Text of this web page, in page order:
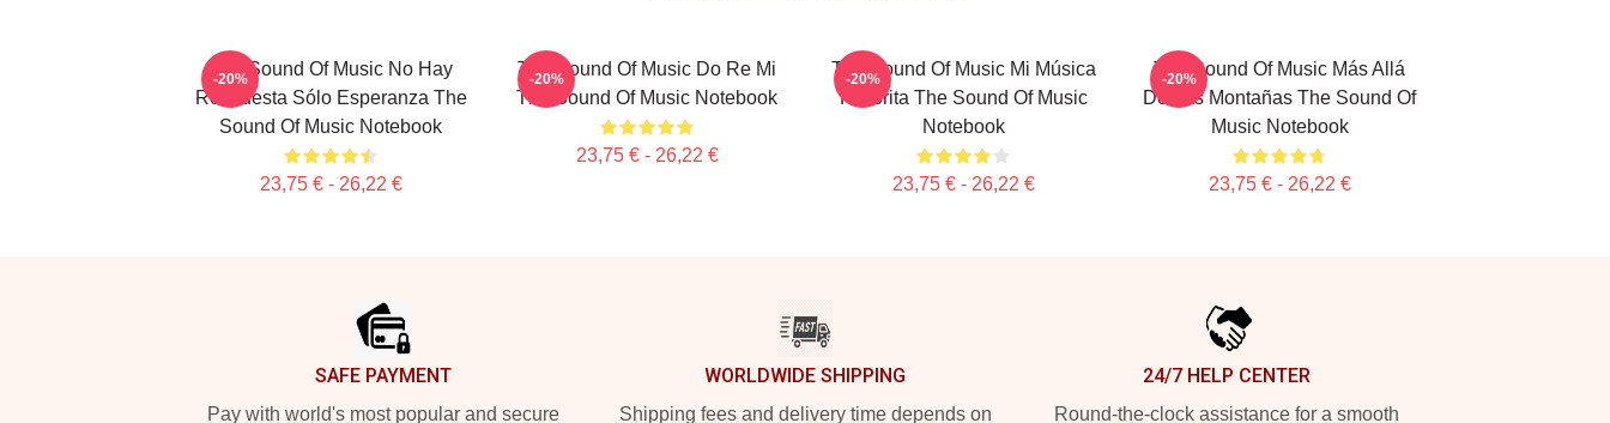
The Sound Of Music No Hay
Respuesta Sólo Esperanza The
Sound Of Music Notebook
23,75 € - 26,22 €
-20%
The Sound Of Music Do Re Mi
The Sound Of Music Notebook
23,75 € - 26,22 €
-20%
The Sound Of Music Mi Música
Favorita The Sound Of Music
Notebook
23,75 € - 26,22 €
-20%
The Sound Of Music Más Allá
De Las Montañas The Sound Of
Music Notebook
23,75 € - 26,22 €
-20%
SAFE PAYMENT
Pay with world's most popular and secure
WORLDWIDE SHIPPING
Shipping fees and delivery time depends on
24/7 HELP CENTER
Round-the-clock assistance for a smooth